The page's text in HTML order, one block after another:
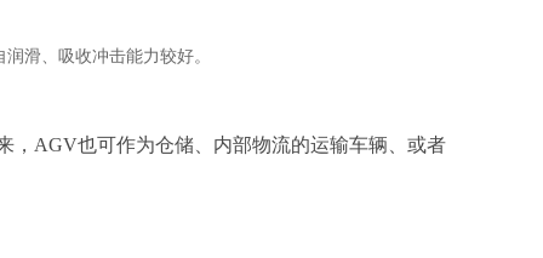
滑、吸收冲击能力较好。
，AGV也可作为仓储、内部物流的运输车辆、或者